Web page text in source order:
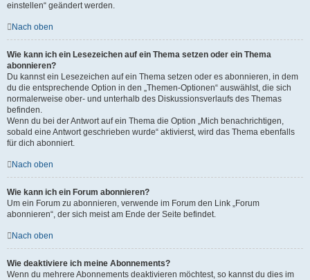
einstellen“ geändert werden.
Nach oben
Wie kann ich ein Lesezeichen auf ein Thema setzen oder ein Thema
abonnieren?
Du kannst ein Lesezeichen auf ein Thema setzen oder es abonnieren, in dem
du die entsprechende Option in den „Themen-Optionen“ auswählst, die sich
normalerweise ober- und unterhalb des Diskussionsverlaufs des Themas
befinden.
Wenn du bei der Antwort auf ein Thema die Option „Mich benachrichtigen,
sobald eine Antwort geschrieben wurde“ aktivierst, wird das Thema ebenfalls
für dich abonniert.
Nach oben
Wie kann ich ein Forum abonnieren?
Um ein Forum zu abonnieren, verwende im Forum den Link „Forum
abonnieren“, der sich meist am Ende der Seite befindet.
Nach oben
Wie deaktiviere ich meine Abonnements?
Wenn du mehrere Abonnements deaktivieren möchtest, so kannst du dies im